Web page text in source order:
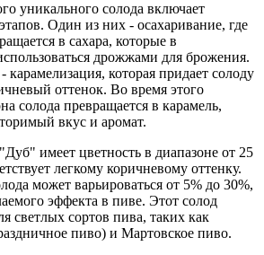
уникального солода включает
Один из них - осахаривание, где
в сахара, которые в
дрожжами для брожения.
которая придает солоду
оттенок. Во время этого
солода превращается в карамель,
вкус и аромат.
имеет цветность в диапазоне от 25
легкому коричневому оттенку.
может варьироваться от 5% до 30%,
эффекта в пиве. Этот солод
светлых сортов пива, таких как
пиво) и Мартовское пиво.